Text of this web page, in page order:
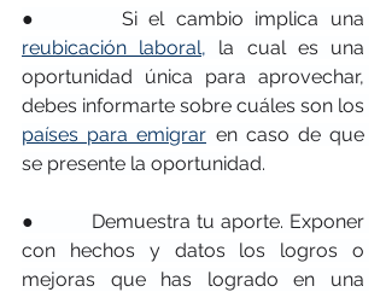
reubicación laboral, la cual es una
oportunidad única para aprovechar,
países para emigrar en caso de que
se presente la oportunidad.
●         Demuestra tu aporte. Exponer
con hechos y datos los logros o
mejoras que has logrado en una